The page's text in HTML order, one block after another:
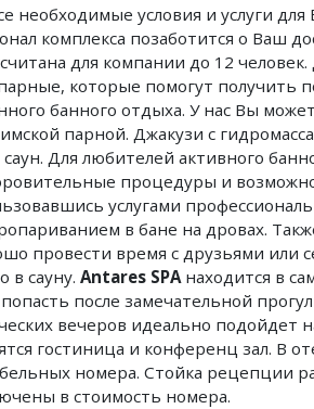
необходимые условия и услуги для
комплекса позаботится о Ваш
для компании до 12
которые помогут получить
банного отдыха. У нас Вы
парной. Джакузи с
Для любителей активного
процедуры и
услугами
в бане на дровах.
провести время с друзьями или
в сауну. Antares SPAнаходится в
после замечательной
вечеров идеально подойдет
гостиница и конференц зал. В
номера. Стойка рецепции
в стоимость номера.